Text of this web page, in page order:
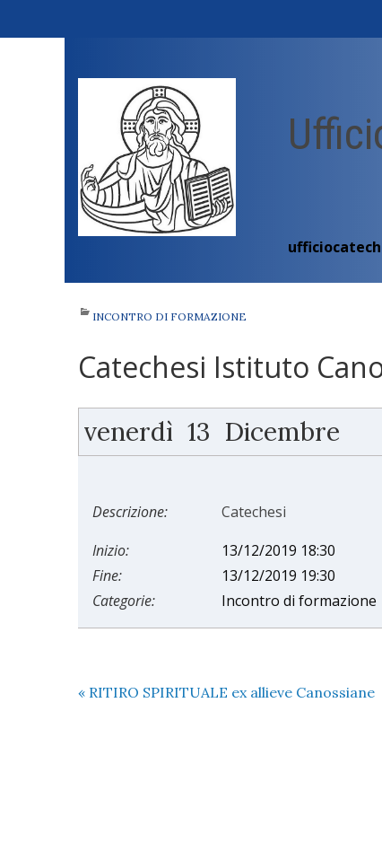
INCONTRO DI FORMAZIONE
Catechesi Istituto
venerdì 13 Dicembre
Descrizione:
Catechesi
Inizio:
13/12/2019 18:30
Fine:
13/12/2019 19:30
Categorie:
Incontro di formazione
« RITIRO SPIRITUALE ex allieve Canossiane